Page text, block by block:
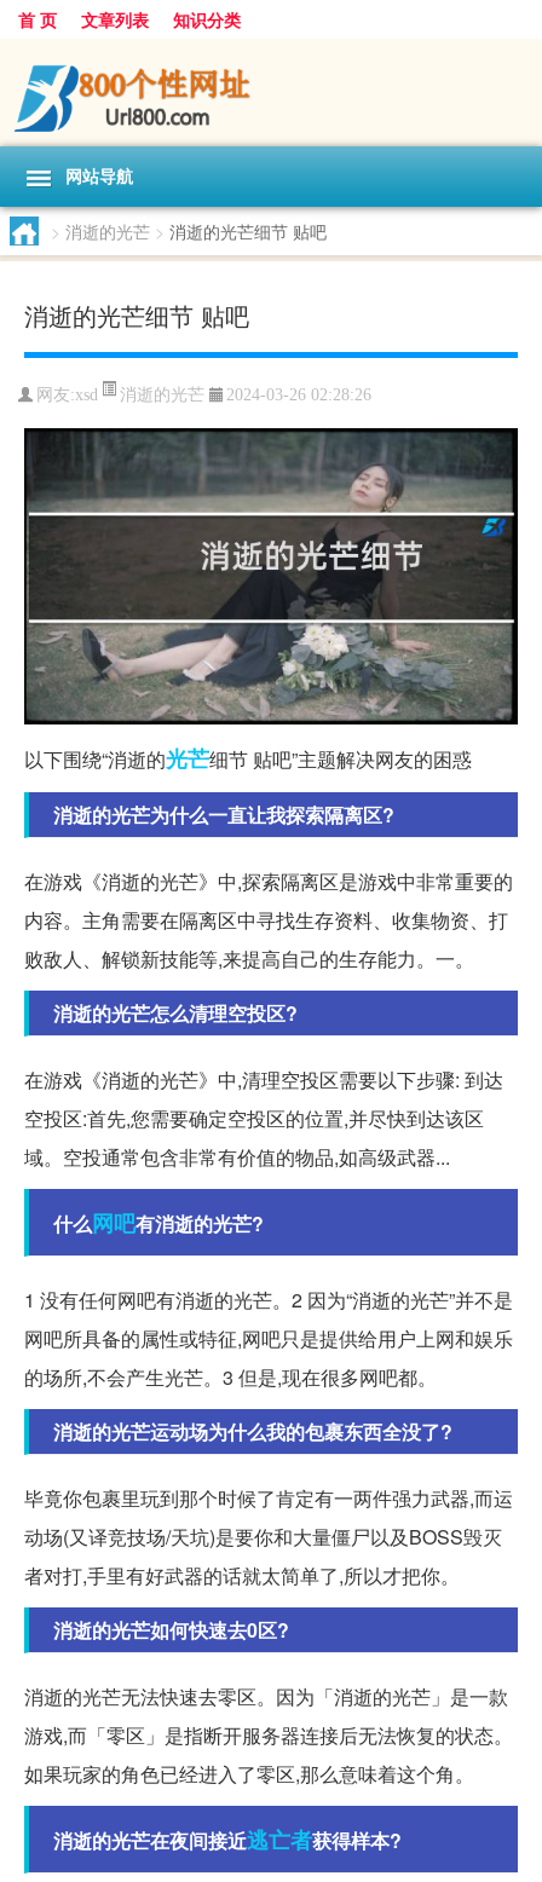
首 页 文章列表 知识分类
网站导航
> 消逝的光芒 > 消逝的光芒细节 贴吧
消逝的光芒细节 贴吧
网友:xsd 消逝的光芒 2024-03-26 02:28:26
以下围绕“消逝的光芒细节 贴吧”主题解决网友的困惑
消逝的光芒为什么一直让我探索隔离区?
在游戏《消逝的光芒》中,探索隔离区是游戏中非常重要的
内容。主角需要在隔离区中寻找生存资料、收集物资、打
败敌人、解锁新技能等,来提高自己的生存能力。一。
消逝的光芒怎么清理空投区?
在游戏《消逝的光芒》中,清理空投区需要以下步骤: 到达
空投区:首先,您需要确定空投区的位置,并尽快到达该区
域。空投通常包含非常有价值的物品,如高级武器...
什么网吧有消逝的光芒?
1 没有任何网吧有消逝的光芒。2 因为“消逝的光芒”并不是
网吧所具备的属性或特征,网吧只是提供给用户上网和娱乐
的场所,不会产生光芒。3 但是,现在很多网吧都。
消逝的光芒运动场为什么我的包裹东西全没了?
毕竟你包裹里玩到那个时候了肯定有一两件强力武器,而运
动场(又译竞技场/天坑)是要你和大量僵尸以及BOSS毁灭
者对打,手里有好武器的话就太简单了,所以才把你。
消逝的光芒如何快速去0区?
消逝的光芒无法快速去零区。因为「消逝的光芒」是一款
游戏,而「零区」是指断开服务器连接后无法恢复的状态。
如果玩家的角色已经进入了零区,那么意味着这个角。
消逝的光芒在夜间接近逃亡者获得样本?